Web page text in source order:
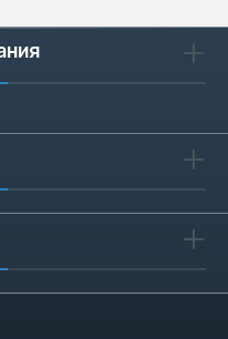
зависит от
одного
для монтажа
Ширина 12-25 мм
для лёгких